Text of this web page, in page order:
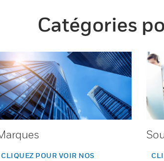
Catégories
CLIQUEZ POUR VOIR NOS